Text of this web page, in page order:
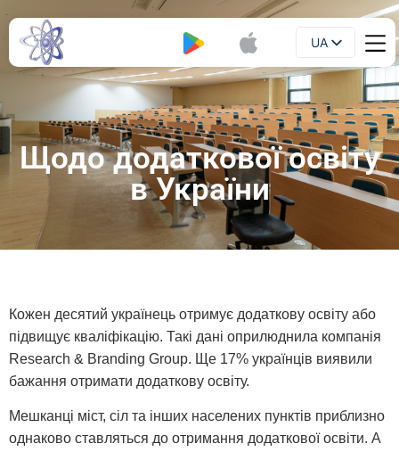
UA
EN
Щодо додаткової освіту
в України
Кожен десятий українець отримує додаткову освіту або
підвищує кваліфікацію. Такі дані оприлюднила компанія
Research & Branding Group. Ще 17% українців виявили
бажання отримати додаткову освіту.
Мешканці міст, сіл та інших населених пунктів приблизно
однаково ставляться до отримання додаткової освіти. А